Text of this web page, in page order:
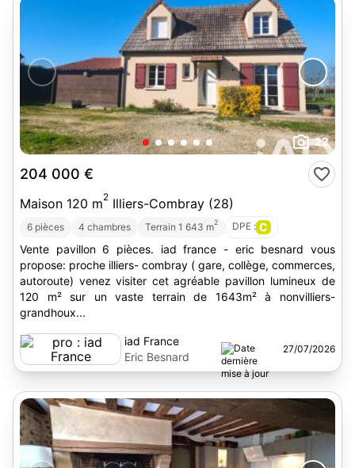
22
204 000 €
Maison 120 m2 Illiers-Combray (28)
6 pièces 4 chambres Terrain 1 643 m2 DPE : C
Vente pavillon 6 pièces. iad france - eric besnard vous
propose: proche illiers- combray ( gare, collège, commerces,
autoroute) venez visiter cet agréable pavillon lumineux de
120 m² sur un vaste terrain de 1643m² à nonvilliers-
grandhoux...
iad France
Eric Besnard
27/07/2026